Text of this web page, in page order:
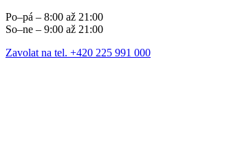
Po–pá – 8:00 až 21:00
So–ne – 9:00 až 21:00
Zavolat na tel. +420 225 991 000